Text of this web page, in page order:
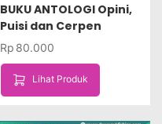
BUKU ANTOLOGI Opini,
Puisi dan Cerpen
Rp 80.000
Lihat Produk